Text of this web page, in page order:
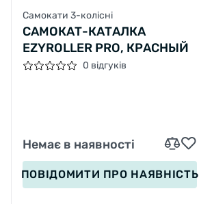
Самокати 3-колісні
САМОКАТ-КАТАЛКА
EZYROLLER PRO, КРАСНЫЙ
0 відгуків
Немає в наявності
ПОВІДОМИТИ ПРО НАЯВНІСТЬ